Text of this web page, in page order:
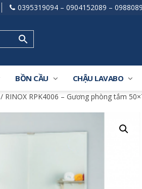
0395319094 – 0904152089 –
BỒN CẦU CHẬU LAVABO
/ RINOX RPK4006 – Gương phòng tắm